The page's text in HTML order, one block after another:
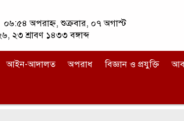
০৬:৫৪ অপরাহ্ন, শুক্রবার, ০৭ অগাস্ট
২৩ শ্রাবণ ১৪৩৩ বঙ্গাব্দ
আইন-আদালত অপরাধ বিজ্ঞান ও প্রযুক্তি